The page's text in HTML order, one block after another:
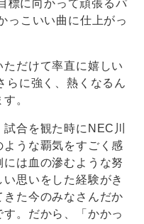
標に向かって頑張るパ
っこいい曲に仕上がっ
だけて率直に嬉しい
らに強く、熱くなるん
。
合を観た時にNEC川
うな覇気をすごく感
は血の滲むような努
思いをした経験がき
た今のみなさんだか
。だから、「かかっ